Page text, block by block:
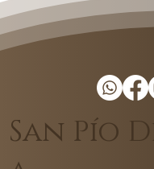
donde la fe
San Pío